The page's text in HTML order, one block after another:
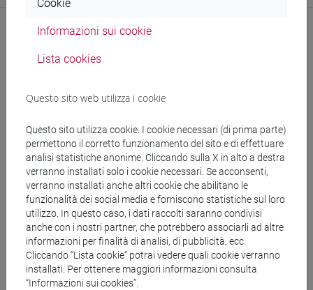
Ricerca
Pubblicazioni
segui il feed
Cerca nel sito
Ricerca persone
Cookie
Informazioni sui cookie
Lista cookies
Questo sito web utilizza i cookie
Questo sito utilizza cookie. I cookie necessari (di prima parte)
permettono il corretto funzionamento del sito e di effettuare
analisi statistiche anonime. Cliccando sulla X in alto a destra
verranno installati solo i cookie necessari. Se acconsenti,
verranno installati anche altri cookie che abilitano le
funzionalità dei social media e forniscono statistiche sul loro
utilizzo. In questo caso, i dati raccolti saranno condivisi
anche con i nostri partner, che potrebbero associarli ad altre
informazioni per finalità di analisi, di pubblicità, ecc.
Cliccando “Lista cookie” potrai vedere quali cookie verranno
installati. Per ottenere maggiori informazioni consulta
“Informazioni sui cookies”.